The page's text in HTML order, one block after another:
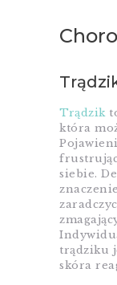
Trądzik
która
siebie.
trądziku
skóra